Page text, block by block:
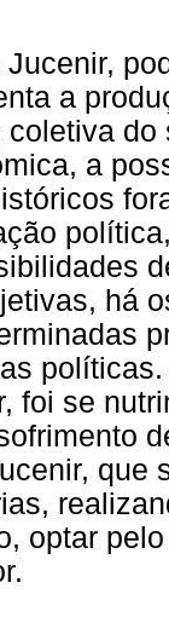
a
coletiva
a
há
foi se
que
optar